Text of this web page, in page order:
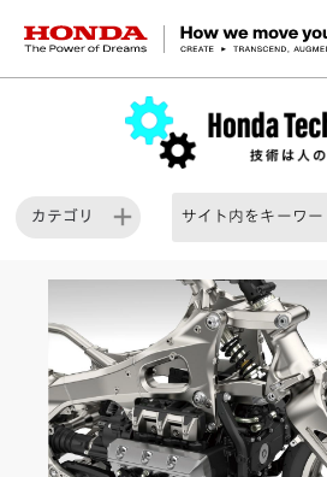
HONDA The Power of Dreams
カテゴリ